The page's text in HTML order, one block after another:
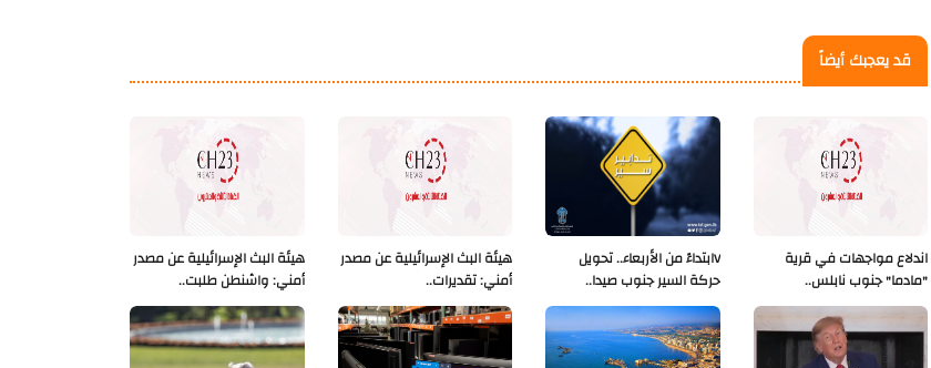
قد يعجبك أيضاً
هيئة البث الإسرائيلية عن مصدر
أمني: واشنطن طلبت..
هيئة البث الإسرائيلية عن مصدر
أمني: تقديرات..
Vابتداءً من الأربعاء.. تحويل
حركة السير جنوب صيدا..
اندلاع مواجهات في قرية
"مادما" جنوب نابلس..